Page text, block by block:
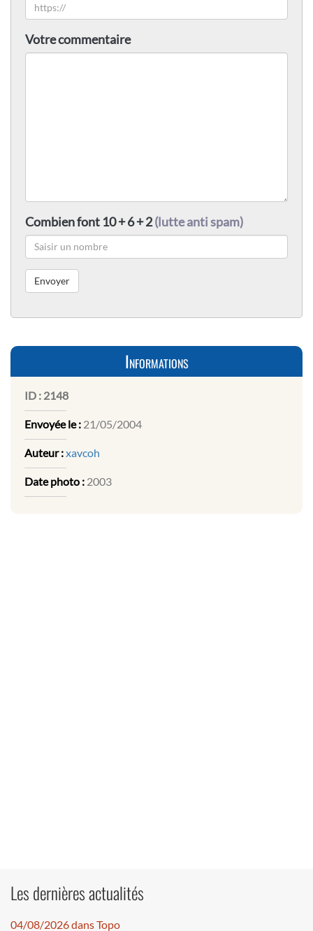
Votre commentaire
Combien font 10 + 6 + 2(lutte anti spam)
Informations
ID : 2148
Envoyée le : 21/05/2004
Auteur :xavcoh
Date photo : 2003
Les dernières actualités
04/08/2026 dans Topo